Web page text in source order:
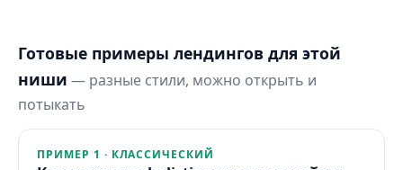
Готовые примеры лендингов для этой
ниши — разные стили, можно открыть и
потыкать
ПРИМЕР 1 · КЛАССИЧЕСКИЙ